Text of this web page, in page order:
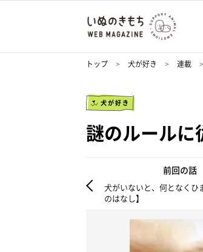
トップ 犬が好き 連載
犬が好き
謎のルールに
前回の話
犬がいないと、何となくひ
のはなし】